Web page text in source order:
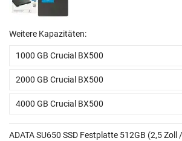
Weitere Kapazitäten:
1000 GB Crucial BX500
2000 GB Crucial BX500
4000 GB Crucial BX500
ADATA SU650 SSD Festplatte 512GB (2,5